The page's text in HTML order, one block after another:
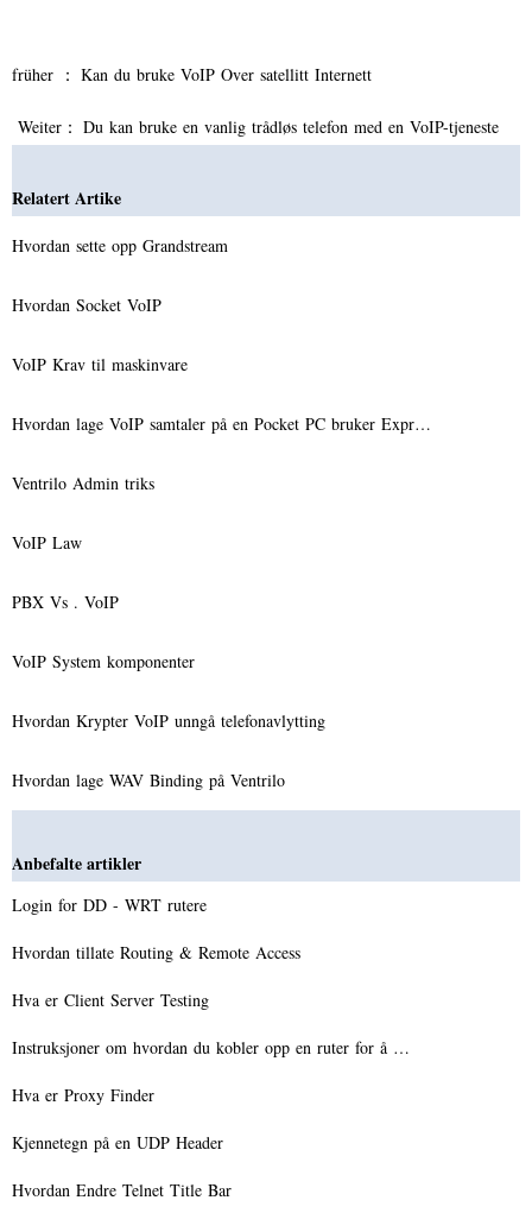
früher ： Kan du bruke VoIP Over satellitt Internett
Weiter： Du kan bruke en vanlig trådløs telefon med en VoIP-tjeneste
Relatert Artike
Hvordan sette opp Grandstream
Hvordan Socket VoIP
VoIP Krav til maskinvare
Hvordan lage VoIP samtaler på en Pocket PC bruker Expr…
Ventrilo Admin triks
VoIP Law
PBX Vs . VoIP
VoIP System komponenter
Hvordan Krypter VoIP unngå telefonavlytting
Hvordan lage WAV Binding på Ventrilo
Anbefalte artikler
Login for DD - WRT rutere
Hvordan tillate Routing & Remote Access
Hva er Client Server Testing
Instruksjoner om hvordan du kobler opp en ruter for å …
Hva er Proxy Finder
Kjennetegn på en UDP Header
Hvordan Endre Telnet Title Bar